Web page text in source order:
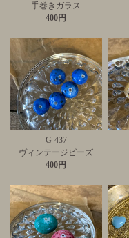
手巻きガラス
400円
G-437
ヴィンテージビーズ
400円